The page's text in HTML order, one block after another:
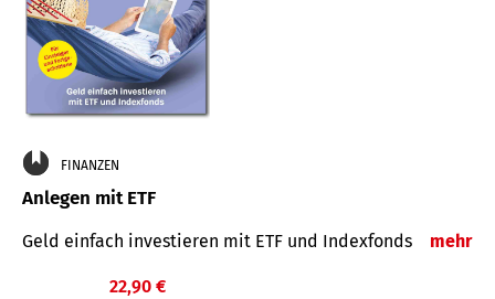
FINANZEN
Anlegen mit ETF
Geld einfach investieren mit ETF und Indexfonds mehr
22,90 €